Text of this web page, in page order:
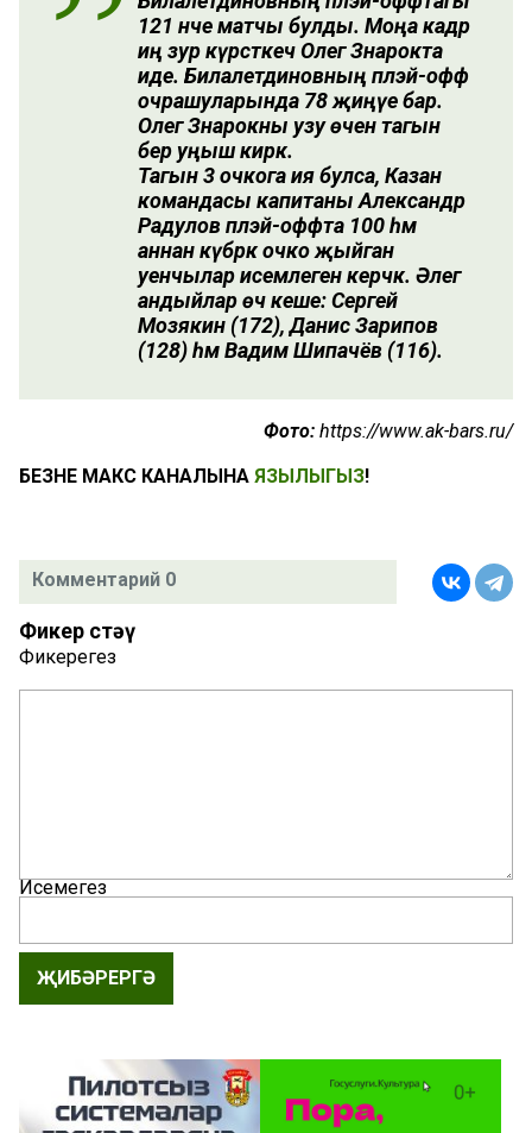
121 нче матчы булды. Моңа кадәр
иң зур күрсәткеч Олег Знарокта
иде. Билалетдиновның плэй-офф
очрашуларында 78 җиңүе бар.
Олег Знарокны узу өчен тагын
бер уңыш кирәк.
Тагын 3 очкога ия булса, Казан
командасы капитаны Александр
Радулов плэй-оффта 100 һәм
аннан күбрәк очко җыйган
уенчылар исемлегенә керәчәк. Әлегә
андыйлар өч кеше: Сергей
Мозякин (172), Данис Зарипов
(128) һәм Вадим Шипачёв (116).
Фото: https://www.ak-bars.ru/
БЕЗНЕҢ МАКС КАНАЛЫНА ЯЗЫЛЫГЫЗ!
Комментарий 0
Фикер өстәү
Фикерегез
Исемегез
ҖИБӘРЕРГӘ